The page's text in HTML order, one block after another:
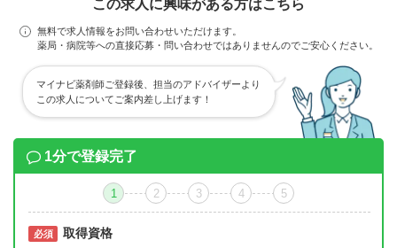
この求人に興味がある方はこちら
無料で求人情報をお問い合わせいただけます。
薬局・病院等への直接応募・問い合わせではありませんのでご安心ください。
マイナビ薬剤師ご登録後、担当のアドバイザーより
この求人についてご案内差し上げます！
1分で登録完了
1 2 3 4 5
必須 取得資格